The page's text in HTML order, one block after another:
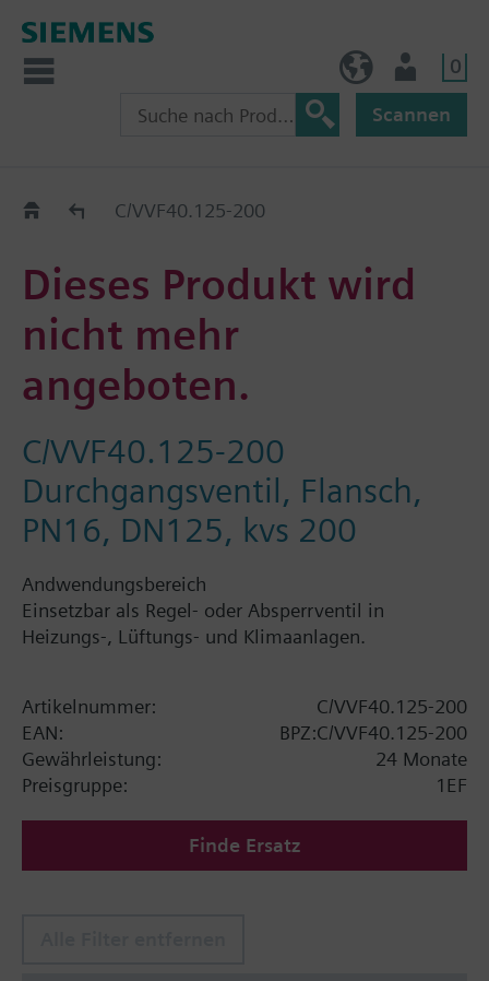
0
Scannen
Austauschhilfe
C/VVF40.125-200
Dieses Produkt wird
nicht mehr
angeboten.
C/VVF40.125-200
Durchgangsventil, Flansch,
PN16, DN125, kvs 200
Andwendungsbereich
Einsetzbar als Regel- oder Absperrventil in
Heizungs-, Lüftungs- und Klimaanlagen.
Artikelnummer:
C/VVF40.125-200
EAN:
BPZ:C/VVF40.125-200
Gewährleistung:
24 Monate
Preisgruppe:
1EF
Finde Ersatz